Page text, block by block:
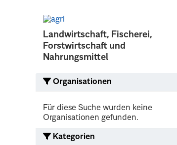
Landwirtschaft, Fischerei,
Forstwirtschaft und
Nahrungsmittel
Organisationen
Für diese Suche wurden keine
Organisationen gefunden.
Kategorien